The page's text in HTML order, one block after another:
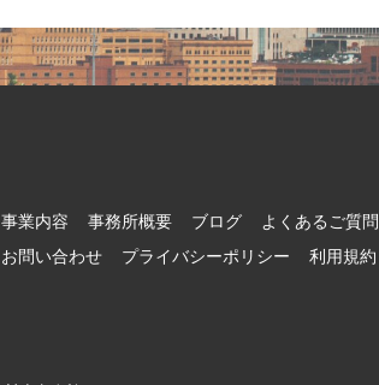
事業内容 事務所概要 ブログ よくあるご質問
お問い合わせ
プライバシーポリシー 利用規約